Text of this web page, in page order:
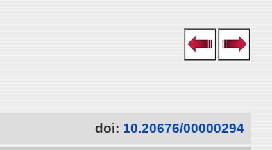
doi: 10.20676/00000294